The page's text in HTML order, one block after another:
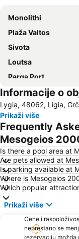
Monolithi
Plaža Valtos
Sivota
Loutsa
Parga Port
Plaža Voutoumi
Plaža Agios Nikitas
Lefkas
Kastrosikia
Sarakiniko
Igoumenitsa
The Center of Parga
Mikri Ammos
Kyani Akti
Informacije o
Lygia, 48062, Ligia,
Prikaži više
Frequently
Mesogeios
Is there a pool area at
Are pets allowed at
Is parking available at
Where is Mesogeios
Which popular
Prikaži više
Cene i
neprestano se
rezervaciju možda